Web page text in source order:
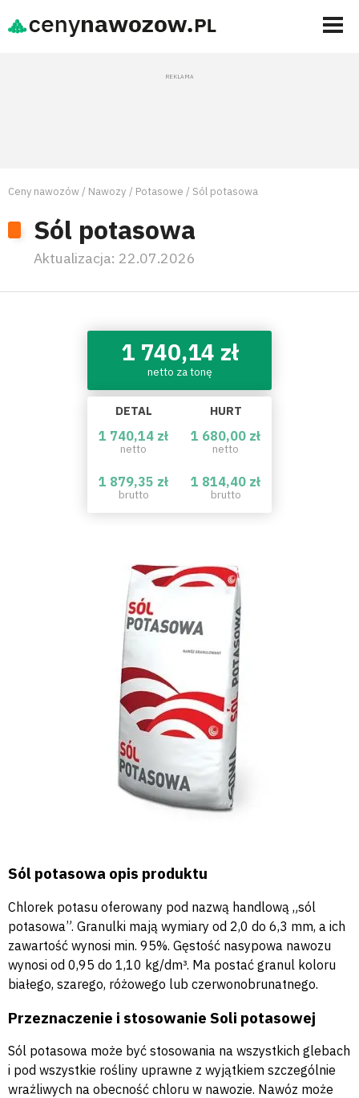
Ceny nawozów Nawozy Potasowe Sól potasowa
Sól potasowa
Aktualizacja: 22.07.2026
1 740,14 zł
netto za tonę
DETAL HURT
1 740,14 zł
netto
1 680,00 zł
netto
1 879,35 zł
brutto
1 814,40 zł
brutto
Sól potasowa opis produktu
Chlorek potasu oferowany pod nazwą handlową „sól
potasowa”. Granulki mają wymiary od 2,0 do 6,3 mm, a ich
zawartość wynosi min. 95%. Gęstość nasypowa nawozu
wynosi od 0,95 do 1,10 kg/dm³. Ma postać granul koloru
białego, szarego, różowego lub czerwonobrunatnego.
Przeznaczenie i stosowanie Soli potasowej
Sól potasowa może być stosowania na wszystkich glebach
i pod wszystkie rośliny uprawne z wyjątkiem szczególnie
wrażliwych na obecność chloru w nawozie. Nawóz może